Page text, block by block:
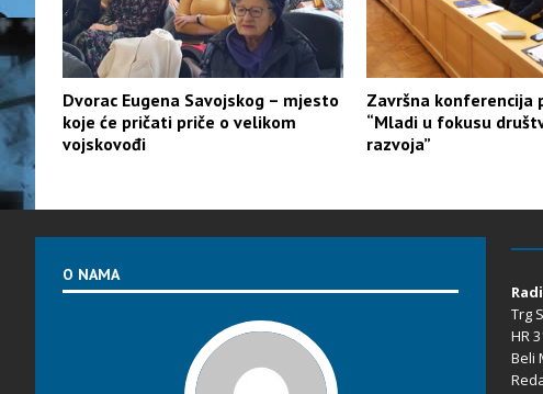
Dvorac Eugena Savojskog – mjesto
koje će pričati priče o velikom
vojskovođi
Završna konferencija
“Mladi u fokusu
razvoja”
O NAMA
Trg
HR
Beli